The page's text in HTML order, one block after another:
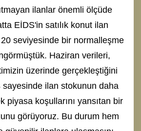
ilanlar önemli ölçüde
EİDS'in satılık konut ilan
seviyesinde bir normalleşme
Haziran verileri,
üzerinde gerçekleştiğini
sayesinde ilan stokunun daha
piyasa koşullarını yansıtan bir
görüyoruz. Bu durum hem